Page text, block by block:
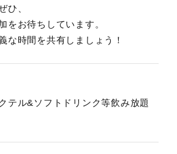
ひ、
をお待ちしています。
な時間を共有しましょう！
テル&ソフトドリンク等飲み放題